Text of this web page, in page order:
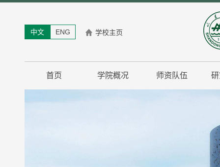
中文 ENG 学校主页
首页 学院概况 师资队伍